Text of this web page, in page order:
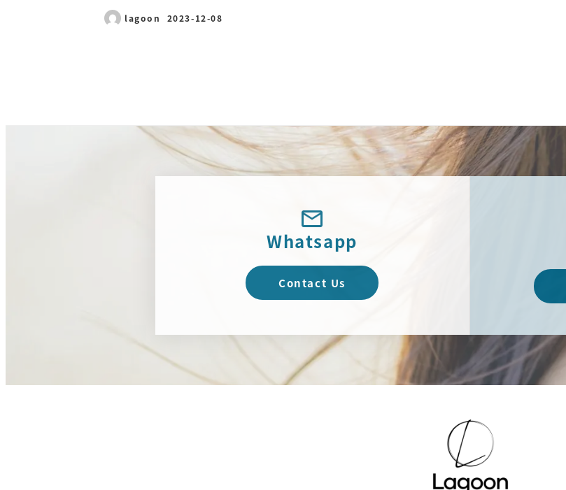
lagoon
投稿日
2023-12-08
Whatsapp
Contact Us